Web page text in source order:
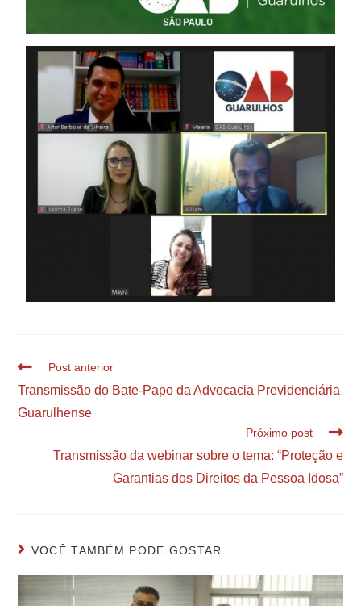
Post anterior
Transmissão do Bate-Papo da Advocacia Previdenciária
Guarulhense
Próximo post
Transmissão da webinar sobre o tema: “Proteção e
Garantias dos Direitos da Pessoa Idosa”
VOCÊ TAMBÉM PODE GOSTAR